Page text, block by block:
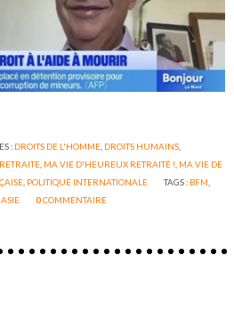
: DROITS DE L'HOMME, DROITS HUMAINS,
MA VIE D'HEUREUX RETRAITÉ ! MA VIE DE
POLITIQUE INTERNATIONALE TAGS : BFM
0COMMENTAIRE